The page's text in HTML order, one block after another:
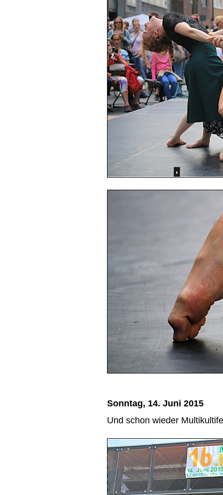
Sonntag, 14. Juni 2015
Und schon wieder